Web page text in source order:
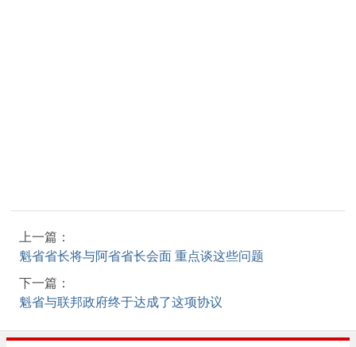
上一篇：
魁省省长将与阿省省长会面 重点谈这些问题
下一篇：
魁省与联邦政府终于达成了这项协议